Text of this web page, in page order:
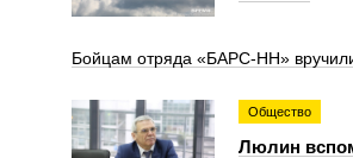
Бойцам отряда «БАРС-НН»
Общество
Люлин